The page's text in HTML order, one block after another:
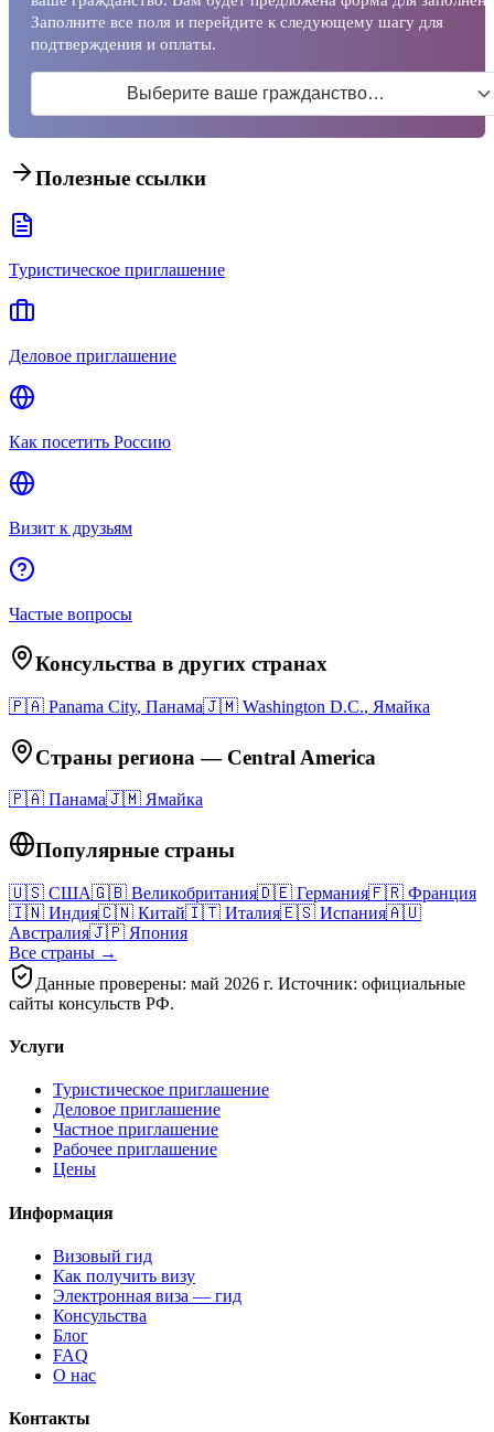
Заполните все поля и перейдите к следующему шагу для
подтверждения и оплаты.
Выберите ваше гражданство…
Полезные ссылки
Туристическое приглашение
Деловое приглашение
Как посетить Россию
Визит к друзьям
Частые вопросы
Консульства в других странах
🇵🇦 Panama City, Панама🇯🇲 Washington D.C., Ямайка
Страны региона — Central America
🇵🇦 Панама🇯🇲 Ямайка
Популярные страны
🇺🇸 США🇬🇧 Великобритания🇩🇪 Германия🇫🇷 Франция
🇮🇳 Индия🇨🇳 Китай🇮🇹 Италия🇪🇸 Испания🇦🇺
Австралия🇯🇵 Япония
Все страны →
Данные проверены: май 2026 г. Источник: официальные
сайты консульств РФ.
Услуги
Туристическое приглашение
Деловое приглашение
Частное приглашение
Рабочее приглашение
Цены
Информация
Визовый гид
Как получить визу
Электронная виза — гид
Консульства
Блог
FAQ
О нас
Контакты